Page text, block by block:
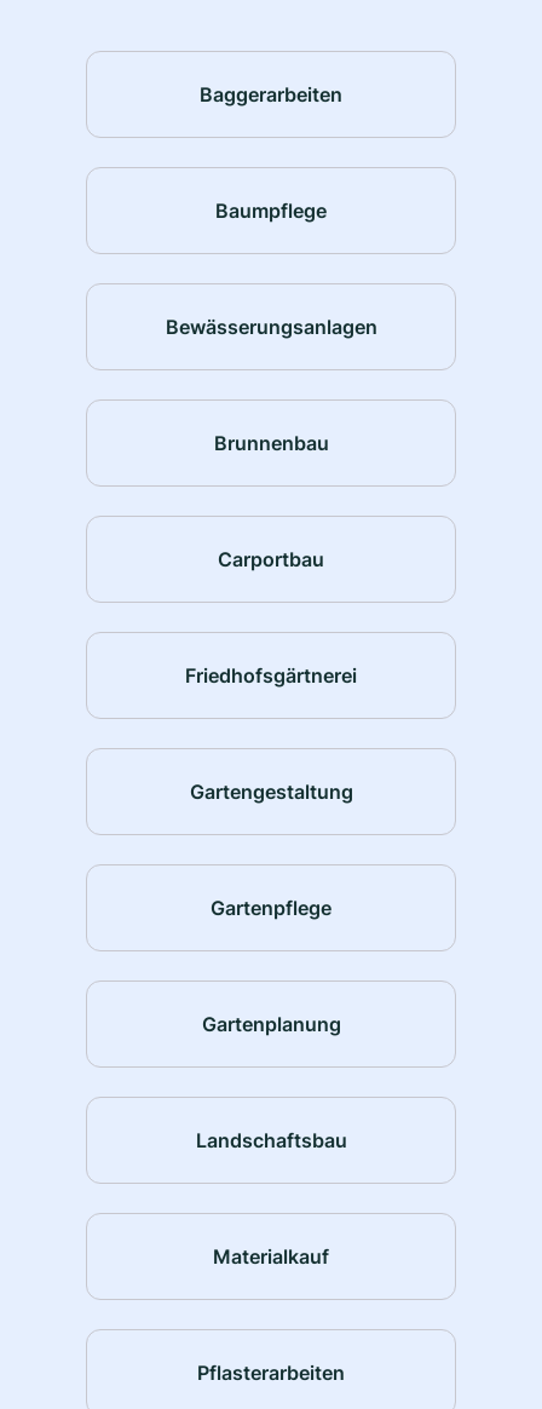
Baggerarbeiten
Baumpflege
Bewässerungsanlagen
Brunnenbau
Carportbau
Friedhofsgärtnerei
Gartengestaltung
Gartenpflege
Gartenplanung
Landschaftsbau
Materialkauf
Pflasterarbeiten